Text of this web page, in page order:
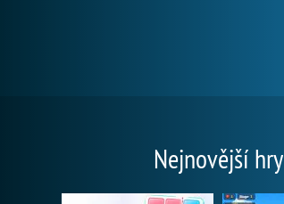
Nejnovější hry